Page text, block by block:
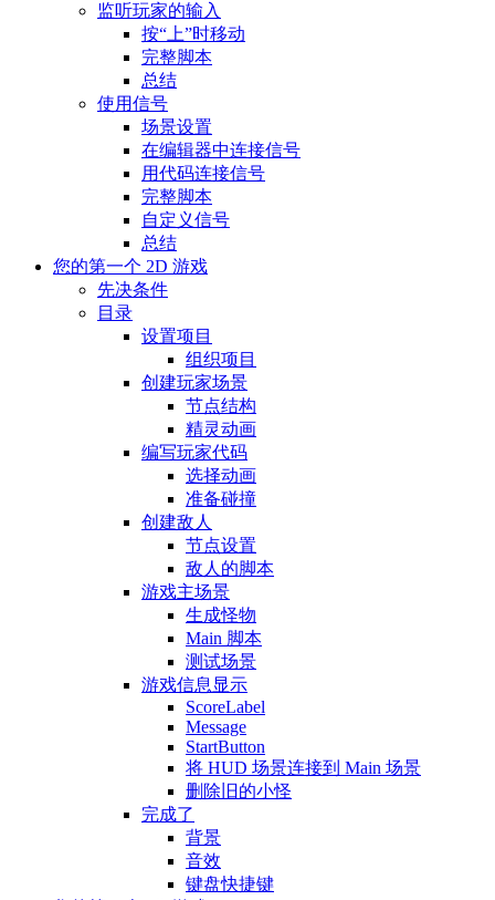
监听玩家的输入
按“上”时移动
完整脚本
总结
使用信号
场景设置
在编辑器中连接信号
用代码连接信号
完整脚本
自定义信号
总结
您的第一个 2D 游戏
先决条件
目录
设置项目
组织项目
创建玩家场景
节点结构
精灵动画
编写玩家代码
选择动画
准备碰撞
创建敌人
节点设置
敌人的脚本
游戏主场景
生成怪物
Main 脚本
测试场景
游戏信息显示
ScoreLabel
Message
StartButton
将 HUD 场景连接到 Main 场景
删除旧的小怪
完成了
背景
音效
键盘快捷键